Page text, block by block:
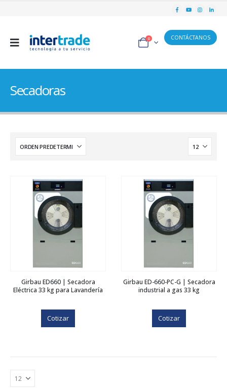
0 CONTÁCTANOS
Secadoras
Girbau ED660 | Secadora
Eléctrica 33 kg para Lavandería
Cotizar
Girbau ED-660-PC-G | Secadora
industrial a gas 33 kg
Cotizar